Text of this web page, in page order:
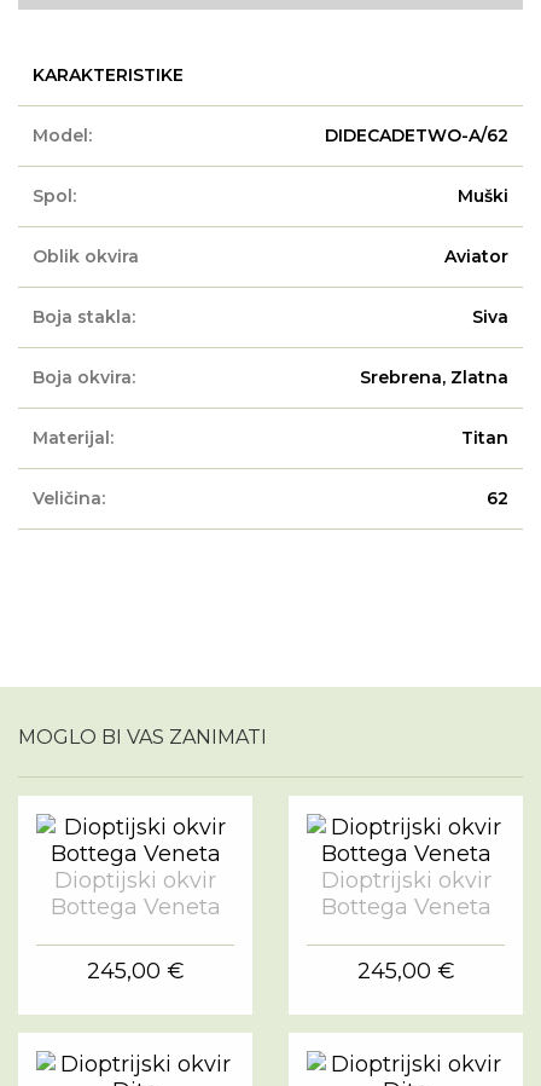
KARAKTERISTIKE
Model: DIDECADETWO-A/62
Spol: Muški
Oblik okvira Aviator
Boja stakla: Siva
Boja okvira: Srebrena, Zlatna
Materijal: Titan
Veličina: 62
MOGLO BI VAS ZANIMATI
Dioptijski okvir
Bottega Veneta
245,00 €
Dioptrijski okvir
Bottega Veneta
245,00 €